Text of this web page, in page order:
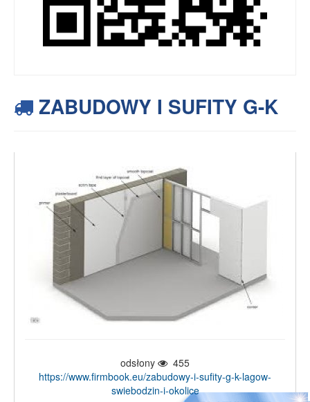
ZABUDOWY I SUFITY G-K
odsłony
455
https://www.firmbook.eu/zabudowy-i-sufity-g-k-lagow-
swiebodzin-i-okolice